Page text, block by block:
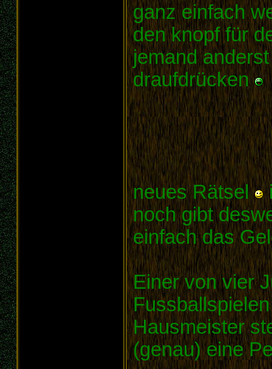
ganz einfach
den knopf für
jemand
draufdrücken
neues Rätsel
noch gibt
einfach das
Einer von vier
Hausmeister
(genau) eine